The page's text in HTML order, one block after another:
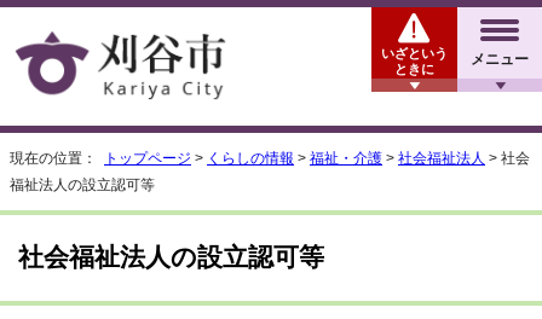
メニュー
いざという
ときに
現在の位置： トップページ > くらしの情報 > 福祉・介護 > 社会福祉法人 > 社会
福祉法人の設立認可等
社会福祉法人の設立認可等